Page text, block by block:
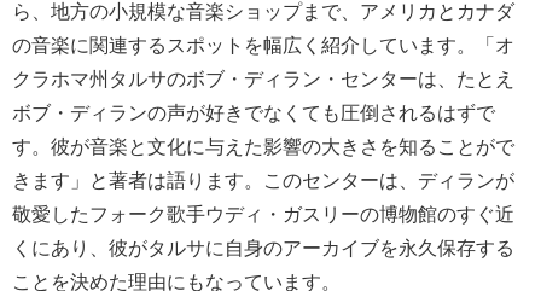
ら、地方の小規模な音楽ショップまで、アメリカとカナダ
の音楽に関連するスポットを幅広く紹介しています。「オ
クラホマ州タルサのボブ・ディラン・センターは、たとえ
ボブ・ディランの声が好きでなくても圧倒されるはずで
す。彼が音楽と文化に与えた影響の大きさを知ることがで
きます」と著者は語ります。このセンターは、ディランが
敬愛したフォーク歌手ウディ・ガスリーの博物館のすぐ近
くにあり、彼がタルサに自身のアーカイブを永久保存する
ことを決めた理由にもなっています。